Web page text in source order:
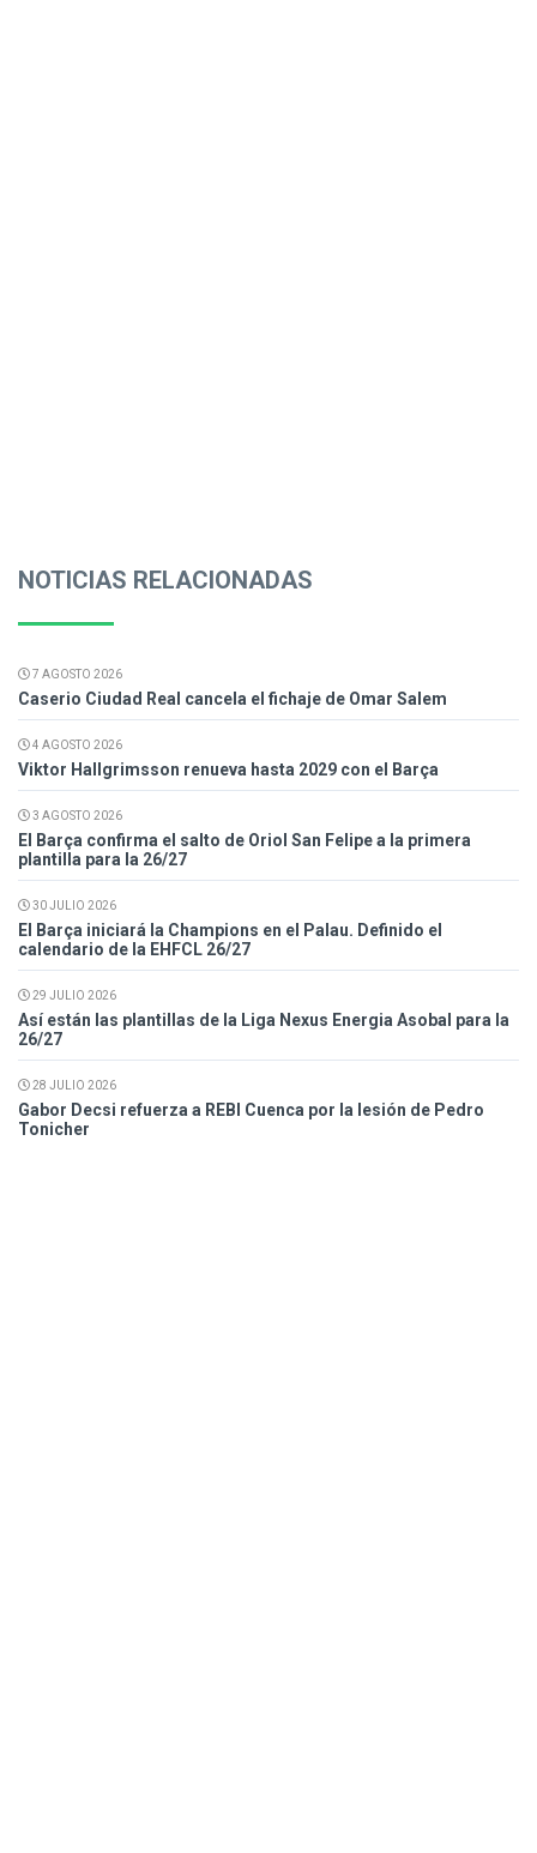
NOTICIAS RELACIONADAS
7 AGOSTO 2026
Caserio Ciudad Real cancela el fichaje de Omar Salem
4 AGOSTO 2026
Viktor Hallgrimsson renueva hasta 2029 con el Barça
3 AGOSTO 2026
El Barça confirma el salto de Oriol San Felipe a la primera
plantilla para la 26/27
30 JULIO 2026
El Barça iniciará la Champions en el Palau. Definido el
calendario de la EHFCL 26/27
29 JULIO 2026
Así están las plantillas de la Liga Nexus Energia Asobal para la
26/27
28 JULIO 2026
Gabor Decsi refuerza a REBI Cuenca por la lesión de Pedro
Tonicher